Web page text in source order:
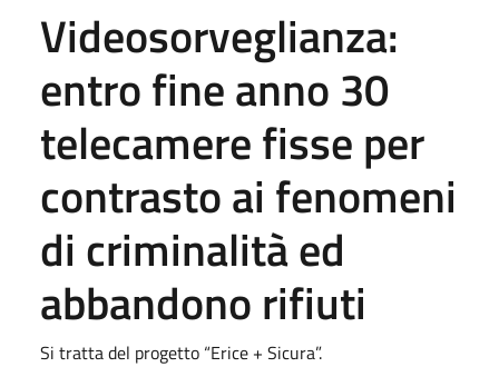
Videosorveglianza:
entro fine anno 30
telecamere fisse per
contrasto ai fenomeni
di criminalità ed
abbandono rifiuti
Si tratta del progetto “Erice + Sicura”.